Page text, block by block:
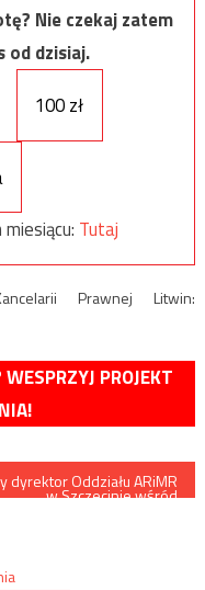
Nie czekaj zatem
od dzisiaj.
100 zł
Tutaj
Prawnej Litwin:
PROJEKT
dyrektor Oddziału ARiMR
w Szczecinie wśród